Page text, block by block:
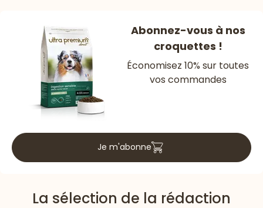
Abonnez-vous à nos
croquettes !
Économisez 10% sur toutes
vos commandes
Je m'abonne
La sélection de la rédaction